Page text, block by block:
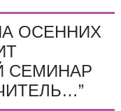
ОСЕННИХ
СЕМИНАР